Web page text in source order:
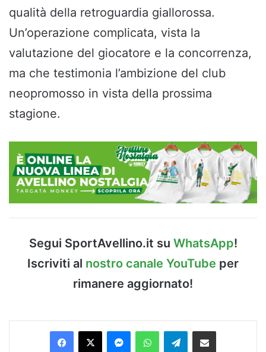
qualità della retroguardia giallorossa.
Un’operazione complicata, vista la
valutazione del giocatore e la concorrenza,
ma che testimonia l’ambizione del club
neopromosso in vista della prossima
stagione.
Segui SportAvellino.it su WhatsApp!
Iscriviti al nostro canale YouTube per
rimanere aggiornato!
Facebook
X MessengerWhatsAppTelegramCondividi via Email